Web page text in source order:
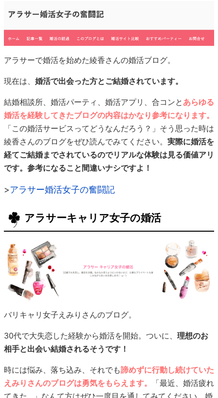
アラサーで婚活を始めた綾香さんの婚活ブログ。
現在は、 婚活で出会った方とご結婚されています。
結婚相談所、婚活パーティ、婚活アプリ、合コンと あらゆる
婚活を経験してきたブログの内容はかなり参考になります。
「この婚活サービスってどうなんだろう？」そう思った時は
綾香さんのブログをぜひ読んでみてください。 実際に婚活を
経てご結婚までされているのでリアルな体験は見る価値アリ
です。参考になること間違いナシですよ！
>アラサー婚活女子の奮闘記
アラサーキャリア女子の婚活
バリキャリ女子えみりさんのブログ。
30代で大失恋した経験から婚活を開始。ついに、 理想のお
相手と出会い結婚されるそうです！
時には悩み、落ち込み、それでも諦めずに行動し続けていた
えみりさんのブログは勇気をもらえます。
「最近、婚活疲れ
てきた…」なんて方はぜひ一度目を通してみてください。婚